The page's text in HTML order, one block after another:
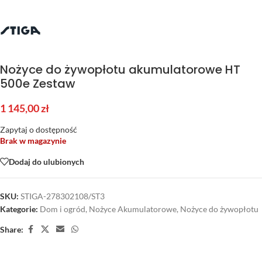
Nożyce do żywopłotu akumulatorowe HT
500e Zestaw
1 145,00zł
Zapytaj o dostępność
Brak w magazynie
Dodaj do ulubionych
SKU: STIGA-278302108/ST3
Kategorie: Dom i ogród, Nożyce Akumulatorowe, Nożyce do żywopłotu
Share: